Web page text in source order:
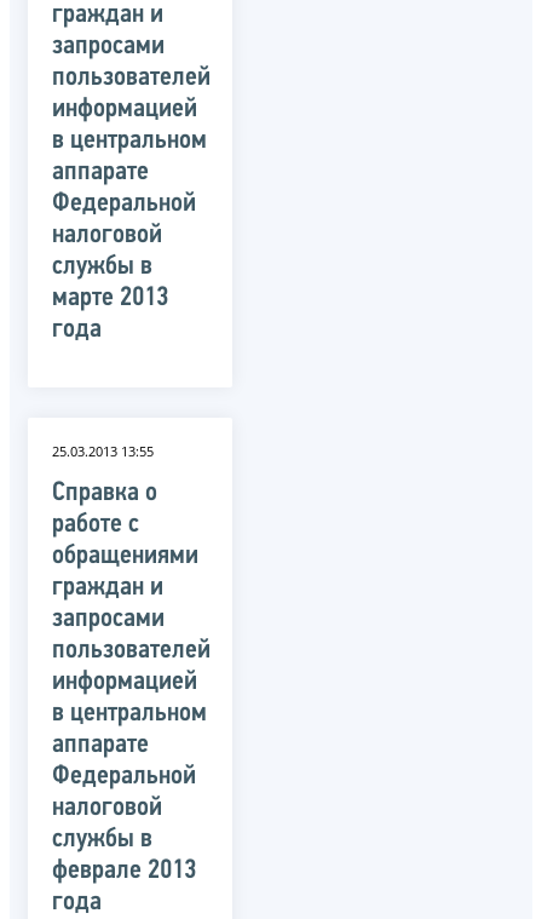
граждан и
запросами
пользователей
информацией
в центральном
аппарате
Федеральной
налоговой
службы в
марте 2013
года
25.03.2013 13:55
Справка о
работе с
обращениями
граждан и
запросами
пользователей
информацией
в центральном
аппарате
Федеральной
налоговой
службы в
феврале 2013
года